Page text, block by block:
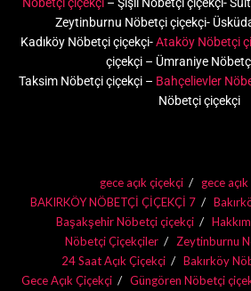
Zeytinburnu Nöbetçi çiçekçi-
Kadıköy Nöbetçi çiçekçi-Ataköy Nöbetçi
çiçekçi – Ümraniye
Taksim Nöbetçi çiçekçi – Bahçelievler
Nöbetçi çiçekçi
gece açık çiçekçi
gece
BAKIRKÖY NÖBETÇİ ÇİÇEKÇİ 7
Başakşehir Nöbetçi çiçekçi
Nöbetçi Çiçekçiler
Zeytinburnu
24 Saat Açık Çiçekçi
Bakırköy
Gece Açık Çiçekçi
Güngören Nöbetçi